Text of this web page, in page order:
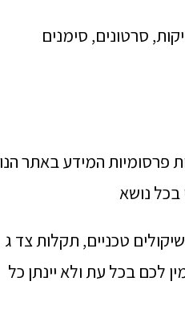
סרטונים, סימנים
פרסומיות המידע באתר
בכל נושא
טכניים, תקלות צד ג
לכם בכל עת ולא יינתן כל